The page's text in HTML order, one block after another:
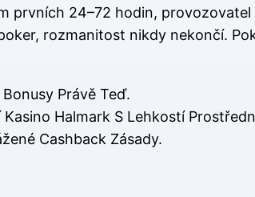
prvních 24–72 hodin,
rozmanitost nikdy nekončí.
Právě Teď.
Halmark S Lehkostí
Cashback Zásady.